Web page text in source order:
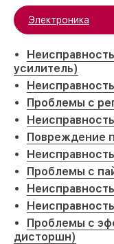
Электроника
усилитель)
Проблемы с
Повреждение
Проблемы с
Проблемы с
дисторшн)